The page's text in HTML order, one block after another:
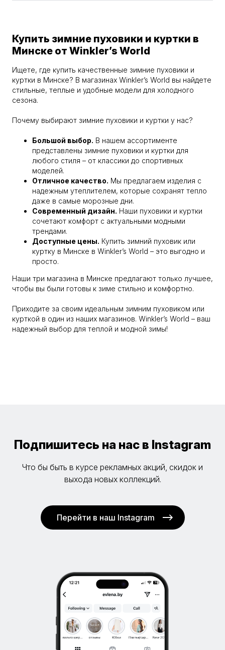
Купить зимние пуховики и куртки в
Минске от Winkler’s World
Ищете, где купить качественные зимние пуховики и
куртки в Минске? В магазинах Winkler’s World вы найдете
стильные, теплые и удобные модели для холодного
сезона.
Почему выбирают зимние пуховики и куртки у нас?
Большой выбор. В нашем ассортименте
представлены зимние пуховики и куртки для
любого стиля – от классики до спортивных
моделей.
Отличное качество. Мы предлагаем изделия с
надежным утеплителем, которые сохранят тепло
даже в самые морозные дни.
Современный дизайн. Наши пуховики и куртки
сочетают комфорт с актуальными модными
трендами.
Доступные цены. Купить зимний пуховик или
куртку в Минске в Winkler’s World – это выгодно и
просто.
Наши три магазина в Минске предлагают только лучшее,
чтобы вы были готовы к зиме стильно и комфортно.
Приходите за своим идеальным зимним пуховиком или
курткой в один из наших магазинов. Winkler’s World – ваш
надежный выбор для теплой и модной зимы!
Подпишитесь на нас в Instagram
Что бы быть в курсе рекламных акций, скидок и
выхода новых коллекций.
Перейти в наш Instagram